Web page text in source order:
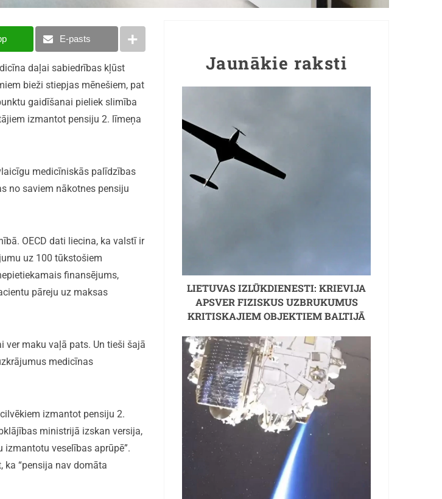
E-pasts
daļai sabiedrības kļūst
bieži stiepjas mēnešiem, pat
gaidīšanai pieliek slimība
izmantot pensiju 2. līmeņa
medicīniskās palīdzības
no saviem nākotnes pensiju
OECD dati liecina, ka valstī ir
uz 100 tūkstošiem
finansējums,
pāreju uz maksas
ver maku vaļā pats. Un tieši šajā
medicīnas
izmantot pensiju 2.
ministrijā izskan versija,
veselības aprūpē”.
ka “pensija nav domāta
Jaunākie raksti
LIETUVAS IZLŪKDIENESTI: KRIEVIJA
APSVER FIZISKUS UZBRUKUMUS
KRITISKAJIEM OBJEKTIEM BALTIJĀ